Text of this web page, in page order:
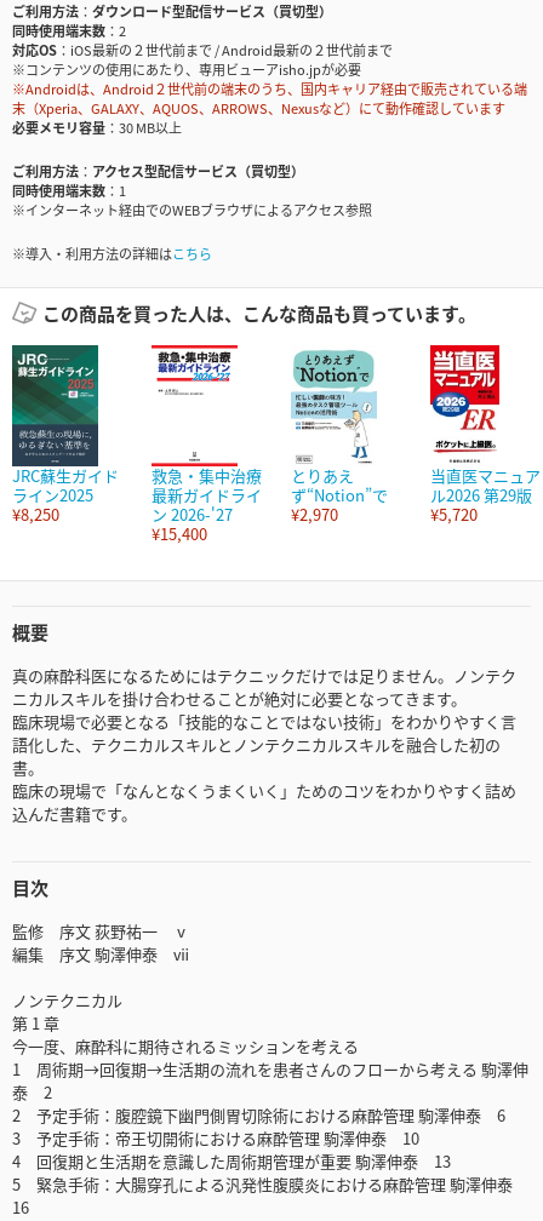
ご利用方法
ダウンロード型配信サービス（買切型）
同時使用端末数
2
対応OS
iOS最新の２世代前まで / Android最新の２世代前まで
※コンテンツの使用にあたり、専用ビューアisho.jpが必要
※Androidは、Android２世代前の端末のうち、国内キャリア経由で販売されている端
末（Xperia、GALAXY、AQUOS、ARROWS、Nexusなど）にて動作確認しています
必要メモリ容量
30 MB以上
ご利用方法
アクセス型配信サービス（買切型）
同時使用端末数
1
※インターネット経由でのWEBブラウザによるアクセス参照
※導入・利用方法の詳細はこちら
この商品を買った人は、こんな商品も買っています。
JRC蘇生ガイド
ライン2025
¥8,250
救急・集中治療
最新ガイドライ
ン 2026-'27
¥15,400
とりあえ
ず“Notion”で
¥2,970
当直医マニュア
ル2026 第29版
¥5,720
概要
真の麻酔科医になるためにはテクニックだけでは足りません。ノンテク
ニカルスキルを掛け合わせることが絶対に必要となってきます。
臨床現場で必要となる「技能的なことではない技術」をわかりやすく言
語化した、テクニカルスキルとノンテクニカルスキルを融合した初の
書。
臨床の現場で「なんとなくうまくいく」ためのコツをわかりやすく詰め
込んだ書籍です。
目次
監修 序文 荻野祐一 ⅴ
編集 序文 駒澤伸泰 ⅶ
ノンテクニカル
第 1 章
今一度、麻酔科に期待されるミッションを考える
1 周術期→回復期→生活期の流れを患者さんのフローから考える 駒澤伸
泰 2
2 予定手術：腹腔鏡下幽門側胃切除術における麻酔管理 駒澤伸泰 6
3 予定手術：帝王切開術における麻酔管理 駒澤伸泰 10
4 回復期と生活期を意識した周術期管理が重要 駒澤伸泰 13
5 緊急手術：大腸穿孔による汎発性腹膜炎における麻酔管理 駒澤伸泰
16